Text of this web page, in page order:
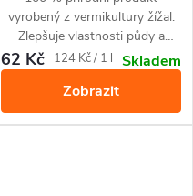
vyrobený z vermikultury žížal.
Zlepšuje vlastnosti půdy a
obohacuje půdu o živiny.
Zajišťuje optimální růst a zdravé
a vysoké výnosy. Pro pěstování
zeleniny a bylinek.
62 Kč
Měrná
124 Kč / 1 l
Skladem
Zobrazit